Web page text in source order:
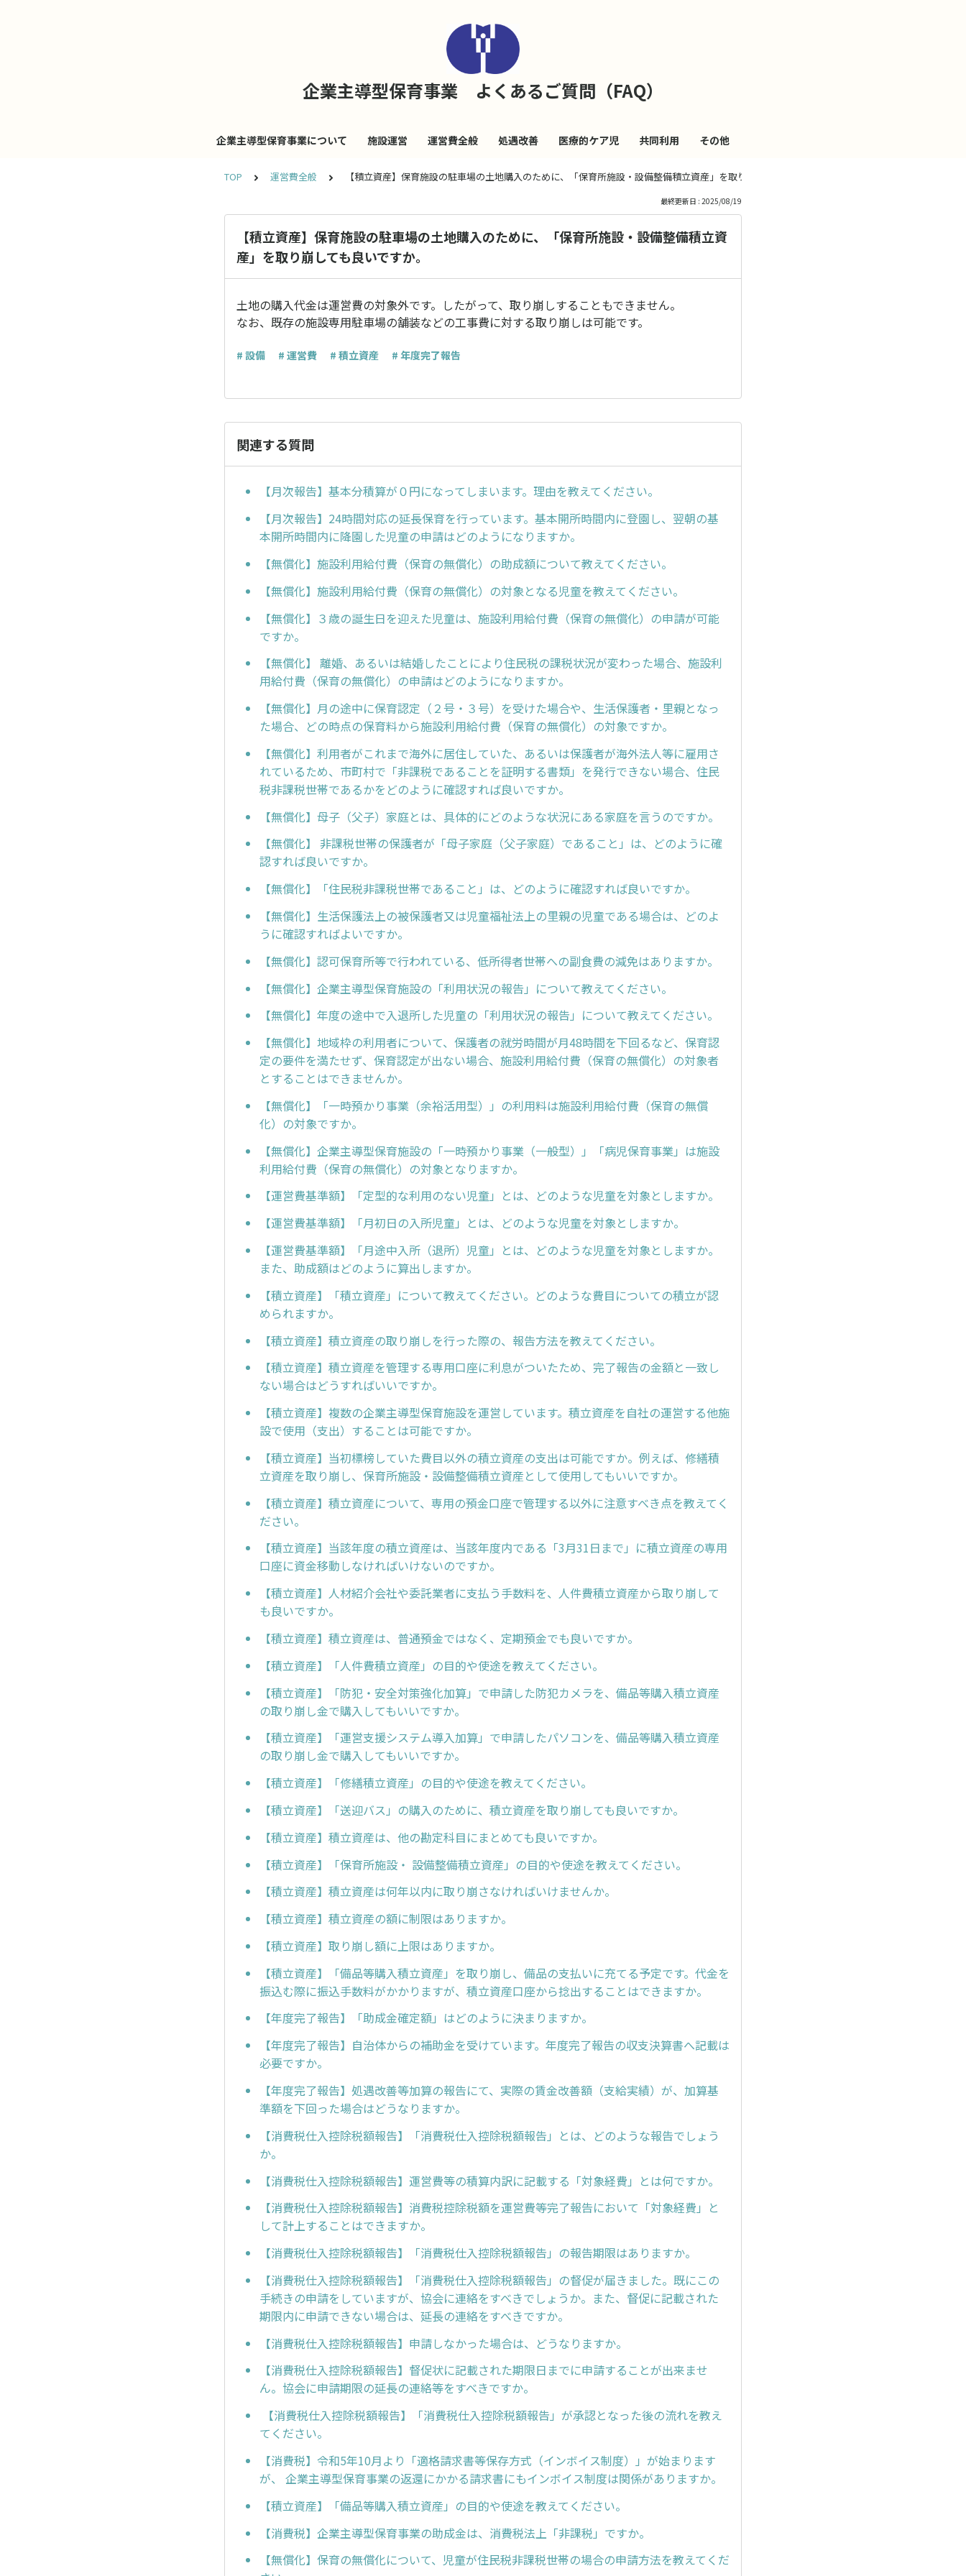
企業主導型保育事業 よくあるご質問（FAQ）
企業主導型保育事業について 施設運営 運営費全般 処遇改善 医療的ケア児 共同利用 その他
TOP 運営費全般 【積立資産】保育施設の駐車場の土地購入のために、「保育所施設・設備整備積立資産」を取り崩しても良いですか。
最終更新日 : 2025/08/19
【積立資産】保育施設の駐車場の土地購入のために、「保育所施設・設備整備積立資
産」を取り崩しても良いですか。
土地の購入代金は運営費の対象外です。したがって、取り崩しすることもできません。
なお、既存の施設専用駐車場の舗装などの工事費に対する取り崩しは可能です。
# 設備 # 運営費 # 積立資産 # 年度完了報告
関連する質問
【月次報告】基本分積算が０円になってしまいます。理由を教えてください。
【月次報告】24時間対応の延長保育を行っています。基本開所時間内に登園し、翌朝の基
本開所時間内に降園した児童の申請はどのようになりますか。
【無償化】施設利用給付費（保育の無償化）の助成額について教えてください。
【無償化】施設利用給付費（保育の無償化）の対象となる児童を教えてください。
【無償化】３歳の誕生日を迎えた児童は、施設利用給付費（保育の無償化）の申請が可能
ですか。
【無償化】 離婚、あるいは結婚したことにより住民税の課税状況が変わった場合、施設利
用給付費（保育の無償化）の申請はどのようになりますか。
【無償化】月の途中に保育認定（２号・３号）を受けた場合や、生活保護者・里親となっ
た場合、どの時点の保育料から施設利用給付費（保育の無償化）の対象ですか。
【無償化】利用者がこれまで海外に居住していた、あるいは保護者が海外法人等に雇用さ
れているため、市町村で「非課税であることを証明する書類」を発行できない場合、住民
税非課税世帯であるかをどのように確認すれば良いですか。
【無償化】母子（父子）家庭とは、具体的にどのような状況にある家庭を言うのですか。
【無償化】 非課税世帯の保護者が「母子家庭（父子家庭）であること」は、どのように確
認すれば良いですか。
【無償化】「住民税非課税世帯であること」は、どのように確認すれば良いですか。
【無償化】生活保護法上の被保護者又は児童福祉法上の里親の児童である場合は、どのよ
うに確認すればよいですか。
【無償化】認可保育所等で行われている、低所得者世帯への副食費の減免はありますか。
【無償化】企業主導型保育施設の「利用状況の報告」について教えてください。
【無償化】年度の途中で入退所した児童の「利用状況の報告」について教えてください。
【無償化】地域枠の利用者について、保護者の就労時間が月48時間を下回るなど、保育認
定の要件を満たせず、保育認定が出ない場合、施設利用給付費（保育の無償化）の対象者
とすることはできませんか。
【無償化】「一時預かり事業（余裕活用型）」の利用料は施設利用給付費（保育の無償
化）の対象ですか。
【無償化】企業主導型保育施設の「一時預かり事業（一般型）」「病児保育事業」は施設
利用給付費（保育の無償化）の対象となりますか。
【運営費基準額】「定型的な利用のない児童」とは、どのような児童を対象としますか。
【運営費基準額】「月初日の入所児童」とは、どのような児童を対象としますか。
【運営費基準額】「月途中入所（退所）児童」とは、どのような児童を対象としますか。
また、助成額はどのように算出しますか。
【積立資産】「積立資産」について教えてください。どのような費目についての積立が認
められますか。
【積立資産】積立資産の取り崩しを行った際の、報告方法を教えてください。
【積立資産】積立資産を管理する専用口座に利息がついたため、完了報告の金額と一致し
ない場合はどうすればいいですか。
【積立資産】複数の企業主導型保育施設を運営しています。積立資産を自社の運営する他施
設で使用（支出）することは可能ですか。
【積立資産】当初標榜していた費目以外の積立資産の支出は可能ですか。例えば、修繕積
立資産を取り崩し、保育所施設・設備整備積立資産として使用してもいいですか。
【積立資産】積立資産について、専用の預金口座で管理する以外に注意すべき点を教えてく
ださい。
【積立資産】当該年度の積立資産は、当該年度内である「3月31日まで」に積立資産の専用
口座に資金移動しなければいけないのですか。
【積立資産】人材紹介会社や委託業者に支払う手数料を、人件費積立資産から取り崩して
も良いですか。
【積立資産】積立資産は、普通預金ではなく、定期預金でも良いですか。
【積立資産】「人件費積立資産」の目的や使途を教えてください。
【積立資産】「防犯・安全対策強化加算」で申請した防犯カメラを、備品等購入積立資産
の取り崩し金で購入してもいいですか。
【積立資産】「運営支援システム導入加算」で申請したパソコンを、備品等購入積立資産
の取り崩し金で購入してもいいですか。
【積立資産】「修繕積立資産」の目的や使途を教えてください。
【積立資産】「送迎バス」の購入のために、積立資産を取り崩しても良いですか。
【積立資産】積立資産は、他の勘定科目にまとめても良いですか。
【積立資産】「保育所施設・ 設備整備積立資産」の目的や使途を教えてください。
【積立資産】積立資産は何年以内に取り崩さなければいけませんか。
【積立資産】積立資産の額に制限はありますか。
【積立資産】取り崩し額に上限はありますか。
【積立資産】「備品等購入積立資産」を取り崩し、備品の支払いに充てる予定です。代金を
振込む際に振込手数料がかかりますが、積立資産口座から捻出することはできますか。
【年度完了報告】「助成金確定額」はどのように決まりますか。
【年度完了報告】自治体からの補助金を受けています。年度完了報告の収支決算書へ記載は
必要ですか。
【年度完了報告】処遇改善等加算の報告にて、実際の賃金改善額（支給実績）が、加算基
準額を下回った場合はどうなりますか。
【消費税仕入控除税額報告】「消費税仕入控除税額報告」とは、どのような報告でしょう
か。
【消費税仕入控除税額報告】運営費等の積算内訳に記載する「対象経費」とは何ですか。
【消費税仕入控除税額報告】消費税控除税額を運営費等完了報告において「対象経費」と
して計上することはできますか。
【消費税仕入控除税額報告】「消費税仕入控除税額報告」の報告期限はありますか。
【消費税仕入控除税額報告】「消費税仕入控除税額報告」の督促が届きました。既にこの
手続きの申請をしていますが、協会に連絡をすべきでしょうか。また、督促に記載された
期限内に申請できない場合は、延長の連絡をすべきですか。
【消費税仕入控除税額報告】申請しなかった場合は、どうなりますか。
【消費税仕入控除税額報告】督促状に記載された期限日までに申請することが出来ませ
ん。協会に申請期限の延長の連絡等をすべきですか。
【消費税仕入控除税額報告】「消費税仕入控除税額報告」が承認となった後の流れを教え
てください。
【消費税】令和5年10月より「適格請求書等保存方式（インボイス制度）」が始まります
が、 企業主導型保育事業の返還にかかる請求書にもインボイス制度は関係がありますか。
【積立資産】「備品等購入積立資産」の目的や使途を教えてください。
【消費税】企業主導型保育事業の助成金は、消費税法上「非課税」ですか。
【無償化】保育の無償化について、児童が住民税非課税世帯の場合の申請方法を教えてくだ